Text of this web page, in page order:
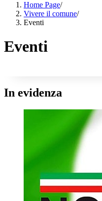
Home Page/
Vivere il comune/
Eventi
Eventi
In evidenza